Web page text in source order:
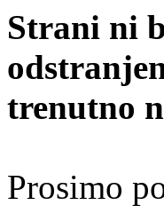
Strani ni
trenutno
Prosimo